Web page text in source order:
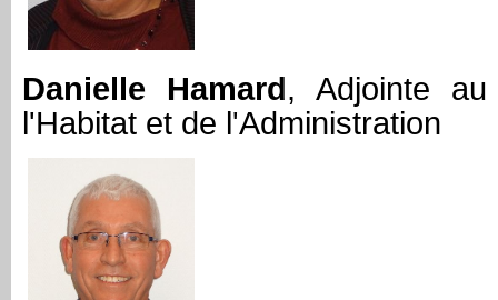
Danielle Hamard, Adjointe
l'Habitat et de l'Administration